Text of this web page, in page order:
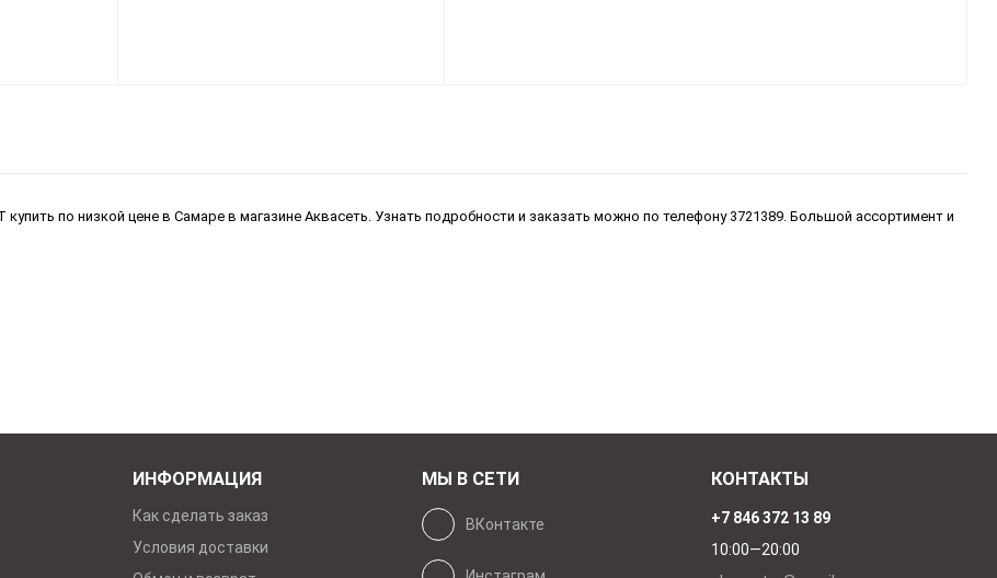
по низкой цене в Самаре в магазине Аквасеть. Узнать подробности и заказать можно по телефону 3721389. Большой ассортимент и
ИНФОРМАЦИЯ
Как сделать заказ
Условия доставки
МЫ В СЕТИ
ВКонтакте
КОНТАКТЫ
+7 846 372 13 89
10:00—20:00